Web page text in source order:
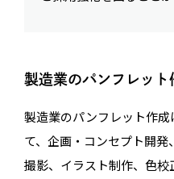
製造業のパンフレット
製造業のパンフレット作
て、企画・コンセプト開
撮影、イラスト制作、色校